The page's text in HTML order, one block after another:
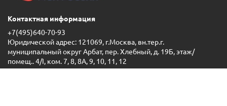
Контактная информация
+7(495)640-70-93
Юридической адрес: 121069, г.Москва, вн.тер.г.
муниципальный округ Арбат, пер. Хлебный, д. 19Б, этаж/
помещ.. 4/I, ком. 7, 8, 8А, 9, 10, 11, 12